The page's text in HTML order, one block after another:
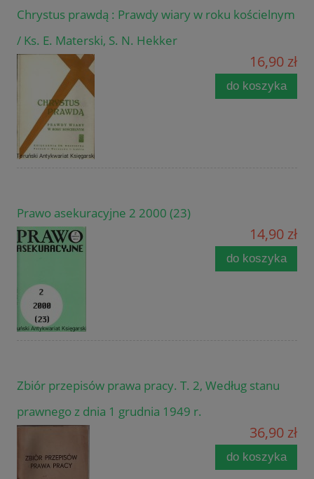
Chrystus prawdą : Prawdy wiary w roku kościelnym
/ Ks. E. Materski, S. N. Hekker
16,90 zł
do koszyka
Prawo asekuracyjne 2 2000 (23)
14,90 zł
do koszyka
Zbiór przepisów prawa pracy. T. 2, Według stanu
prawnego z dnia 1 grudnia 1949 r.
36,90 zł
do koszyka